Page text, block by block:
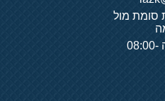
3 בית סומת מול
שעות פתיחה : א-ה 08:00-